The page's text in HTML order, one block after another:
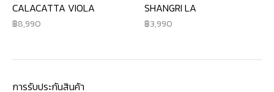
CALACATTA VIOLA
8,990
SHANGRI LA
3,990
การรับประกันสินค้า